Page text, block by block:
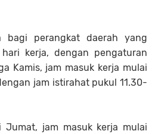
bagi perangkat daerah yang
kerja, dengan pengaturan
Kamis, jam masuk kerja mulai
jam istirahat pukul 11.30-
Jumat, jam masuk kerja mulai